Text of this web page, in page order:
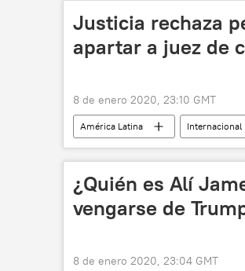
Justicia rechaza
apartar a juez de
8 de enero 2020, 23:10 GMT
América Latina Internacional
noticias
¿Quién es Alí
vengarse de
8 de enero 2020, 23:04 GMT